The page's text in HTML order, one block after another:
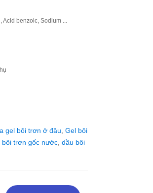
Acid benzoic, Sodium ...
gel bôi trơn ở đâu Gel bôi
bôi trơn gốc nước, dầu bôi